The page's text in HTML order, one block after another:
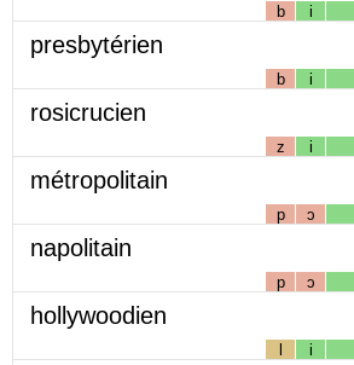
b i
presbytérien
b i
rosicrucien
z i
métropolitain
p ɔ
napolitain
p ɔ
hollywoodien
l i